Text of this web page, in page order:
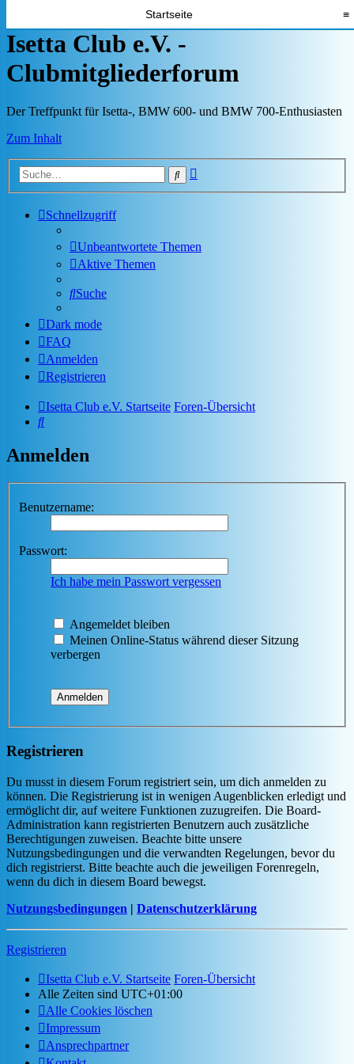
Startseite ≡
Isetta Club e.V. -
Clubmitgliederforum
Der Treffpunkt für Isetta-, BMW 600- und BMW 700-Enthusiasten
Zum Inhalt
Suche
Schnellzugriff
Unbeantwortete Themen
Aktive Themen
Suche
Dark mode
FAQ
Anmelden
Registrieren
Isetta Club e.V. Startseite Foren-Übersicht
Suche
Anmelden
Benutzername:
Passwort:
Ich habe mein Passwort vergessen
Angemeldet bleiben
Meinen Online-Status während dieser Sitzung
verbergen
Registrieren
Du musst in diesem Forum registriert sein, um dich anmelden zu
können. Die Registrierung ist in wenigen Augenblicken erledigt und
ermöglicht dir, auf weitere Funktionen zuzugreifen. Die Board-
Administration kann registrierten Benutzern auch zusätzliche
Berechtigungen zuweisen. Beachte bitte unsere
Nutzungsbedingungen und die verwandten Regelungen, bevor du
dich registrierst. Bitte beachte auch die jeweiligen Forenregeln,
wenn du dich in diesem Board bewegst.
Nutzungsbedingungen | Datenschutzerklärung
Registrieren
Isetta Club e.V. Startseite Foren-Übersicht
Alle Zeiten sind UTC+01:00
Alle Cookies löschen
Impressum
Ansprechpartner